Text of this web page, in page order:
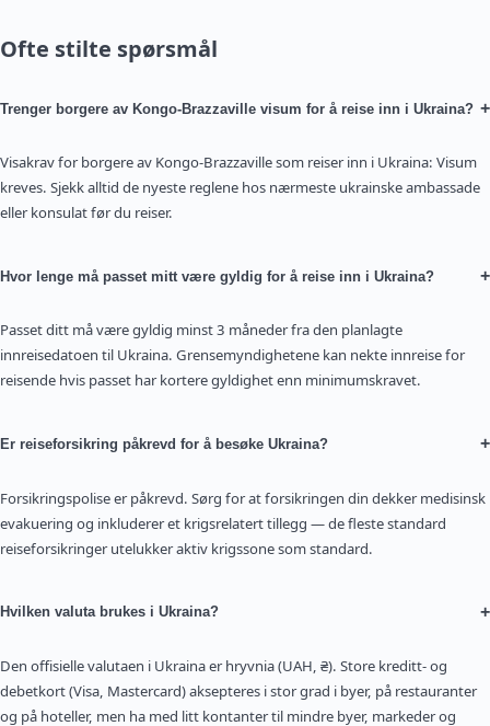
Ofte stilte spørsmål
Trenger borgere av Kongo-Brazzaville visum for å reise inn i Ukraina? +
Visakrav for borgere av Kongo-Brazzaville som reiser inn i Ukraina: Visum
kreves. Sjekk alltid de nyeste reglene hos nærmeste ukrainske ambassade
eller konsulat før du reiser.
Hvor lenge må passet mitt være gyldig for å reise inn i Ukraina? +
Passet ditt må være gyldig minst 3 måneder fra den planlagte
innreisedatoen til Ukraina. Grensemyndighetene kan nekte innreise for
reisende hvis passet har kortere gyldighet enn minimumskravet.
Er reiseforsikring påkrevd for å besøke Ukraina? +
Forsikringspolise er påkrevd. Sørg for at forsikringen din dekker medisinsk
evakuering og inkluderer et krigsrelatert tillegg — de fleste standard
reiseforsikringer utelukker aktiv krigssone som standard.
Hvilken valuta brukes i Ukraina? +
Den offisielle valutaen i Ukraina er hryvnia (UAH, ₴). Store kreditt- og
debetkort (Visa, Mastercard) aksepteres i stor grad i byer, på restauranter
og på hoteller, men ha med litt kontanter til mindre byer, markeder og